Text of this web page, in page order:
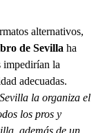
alternativos,
de Sevilla ha
impedirían la
adecuadas.
la organiza el
los pros y
además de un